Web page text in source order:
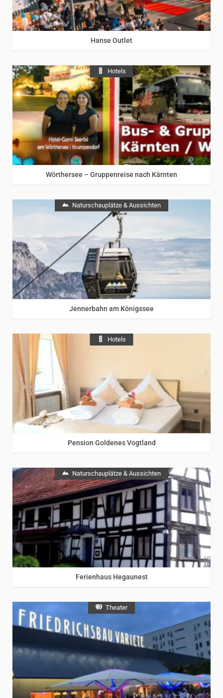
Hanse Outlet
Hotels
Wörthersee – Gruppenreise nach Kärnten
Naturschauplätze & Aussichten
Jennerbahn am Königssee
Hotels
Pension Goldenes Vogtland
Naturschauplätze & Aussichten
Ferienhaus Hegaunest
Theater